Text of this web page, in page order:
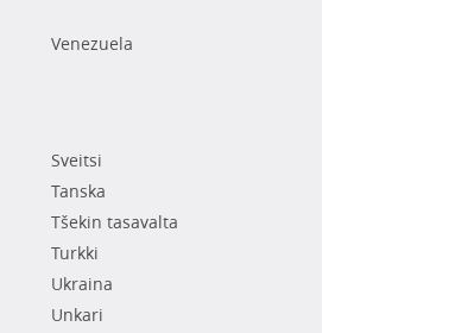
Venezuela
Sveitsi
Tanska
Tšekin tasavalta
Turkki
Ukraina
Unkari